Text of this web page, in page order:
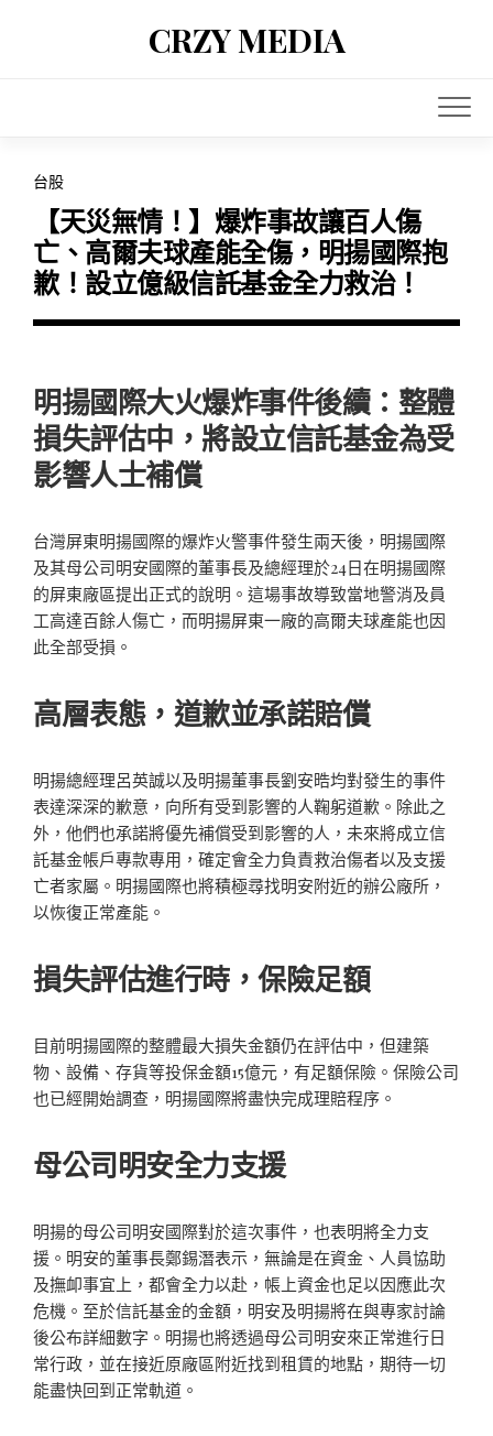
CRZY MEDIA
台股
【天災無情！】爆炸事故讓百人傷
亡、高爾夫球產能全傷，明揚國際抱
歉！設立億級信託基金全力救治！
明揚國際大火爆炸事件後續：整體
損失評估中，將設立信託基金為受
影響人士補償
台灣屏東明揚國際的爆炸火警事件發生兩天後，明揚國際
及其母公司明安國際的董事長及總經理於24日在明揚國際
的屏東廠區提出正式的說明。這場事故導致當地警消及員
工高達百餘人傷亡，而明揚屏東一廠的高爾夫球產能也因
此全部受損。
高層表態，道歉並承諾賠償
明揚總經理呂英誠以及明揚董事長劉安晧均對發生的事件
表達深深的歉意，向所有受到影響的人鞠躬道歉。除此之
外，他們也承諾將優先補償受到影響的人，未來將成立信
託基金帳戶專款專用，確定會全力負責救治傷者以及支援
亡者家屬。明揚國際也將積極尋找明安附近的辦公廠所，
以恢復正常產能。
損失評估進行時，保險足額
目前明揚國際的整體最大損失金額仍在評估中，但建築
物、設備、存貨等投保金額15億元，有足額保險。保險公司
也已經開始調查，明揚國際將盡快完成理賠程序。
母公司明安全力支援
明揚的母公司明安國際對於這次事件，也表明將全力支
援。明安的董事長鄭錫潛表示，無論是在資金、人員協助
及撫卹事宜上，都會全力以赴，帳上資金也足以因應此次
危機。至於信託基金的金額，明安及明揚將在與專家討論
後公布詳細數字。明揚也將透過母公司明安來正常進行日
常行政，並在接近原廠區附近找到租賃的地點，期待一切
能盡快回到正常軌道。